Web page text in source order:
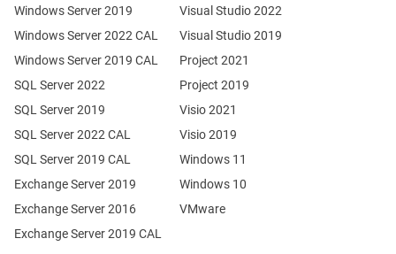
Windows Server 2019
Exchange Server 2019
Exchange Server 2016
SQL Server 2022
SQL Server 2019
Windows Server 2022 CAL
Windows Server 2019 CAL
SQL Server 2022 CAL
SQL Server 2019 CAL
Exchange Server 2019 CAL
Visual Studio 2022
Visual Studio 2019
Project 2021
Project 2019
Visio 2021
Visio 2019
Windows 11
Windows 10
VMware